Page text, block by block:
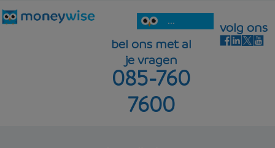
...
bel ons met al
je vragen
085-760
7600
volg ons